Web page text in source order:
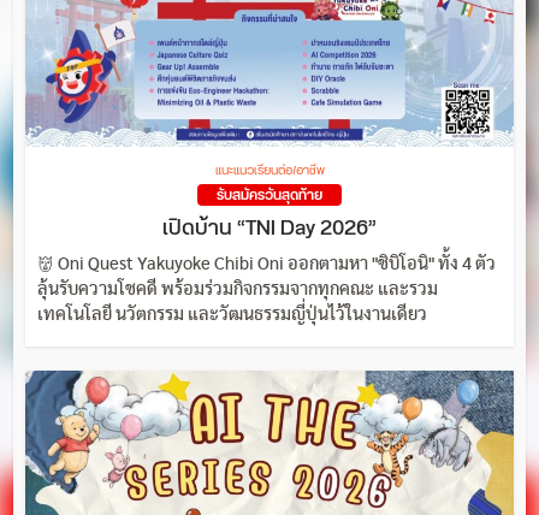
แนะแนวเรียนต่อ/อาชีพ
รับสมัครวันสุดท้าย
เปิดบ้าน “TNI Day 2026”
👹 Oni Quest Yakuyoke Chibi Oni ออกตามหา "ชิบิโอนิ" ทั้ง 4 ตัว
ลุ้นรับความโชคดี พร้อมร่วมกิจกรรมจากทุกคณะ และรวม
เทคโนโลยี นวัตกรรม และวัฒนธรรมญี่ปุ่นไว้ในงานเดียว